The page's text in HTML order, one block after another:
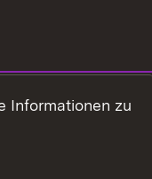
Informationen zu